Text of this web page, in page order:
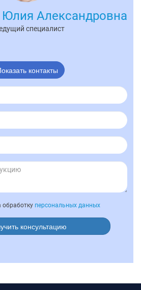
Александровна
специалист
контакты
обработку персональных данных
консультацию